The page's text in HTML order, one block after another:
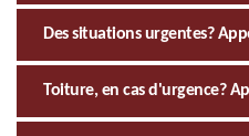
Des situations urgentes?
Toiture, en cas d'urgence?